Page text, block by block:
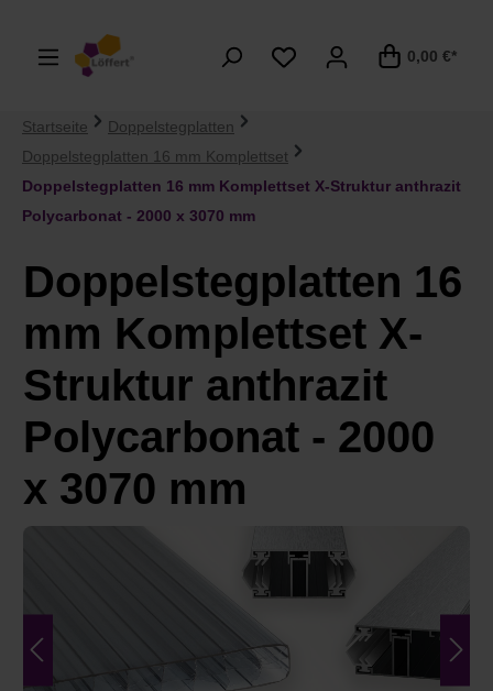
0,00 €*
Startseite
Doppelstegplatten
Doppelstegplatten 16 mm Komplettset
Doppelstegplatten 16 mm Komplettset X-Struktur anthrazit
Polycarbonat - 2000 x 3070 mm
Doppelstegplatten 16
mm Komplettset X-
Struktur anthrazit
Polycarbonat - 2000
x 3070 mm